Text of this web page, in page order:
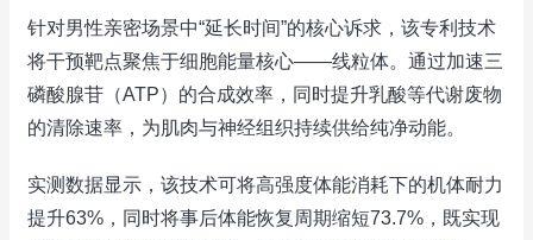
针对男性亲密场景中“延长时间”的核心诉求，该专利技术
将干预靶点聚焦于细胞能量核心——线粒体。通过加速三
磷酸腺苷（ATP）的合成效率，同时提升乳酸等代谢废物
的清除速率，为肌肉与神经组织持续供给纯净动能。
实测数据显示，该技术可将高强度体能消耗下的机体耐力
提升63%，同时将事后体能恢复周期缩短73.7%，既实现